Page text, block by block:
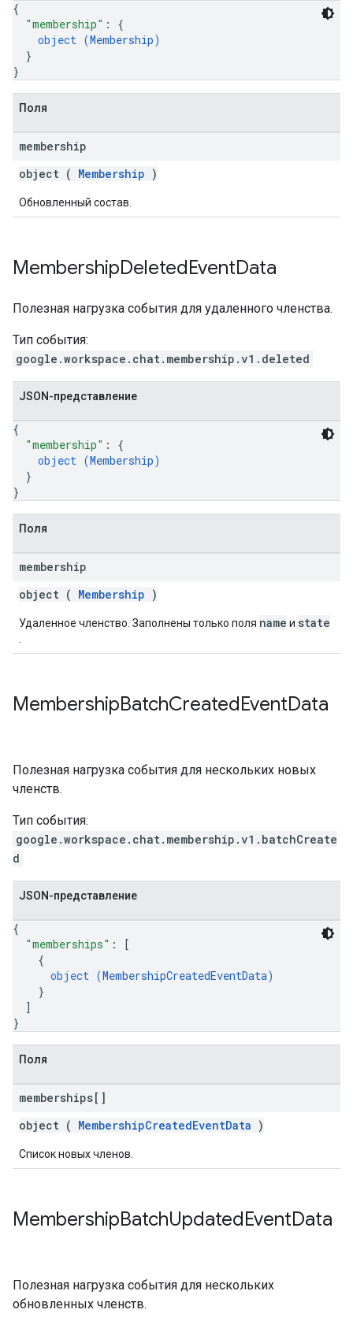
{
"membership" : {
object (Membership)
}
}
Поля
membership
object ( Membership )
Обновленный состав.
MembershipDeletedEventData
Полезная нагрузка события для удаленного членства.
Тип события:
google.workspace.chat.membership.v1.deleted
JSON-представление
{
"membership" : {
object (Membership)
}
}
Поля
membership
object ( Membership )
Удаленное членство. Заполнены только поля name и state
MembershipBatchCreatedEventData
Полезная нагрузка события для нескольких новых
членств.
Тип события:
google.workspace.chat.membership.v1.batchCreate
d
JSON-представление
{
"memberships" :
[
{
object (MembershipCreatedEventData)
}
]
}
Поля
memberships[]
object ( MembershipCreatedEventData )
Список новых членов.
MembershipBatchUpdatedEventData
Полезная нагрузка события для нескольких
обновленных членств.